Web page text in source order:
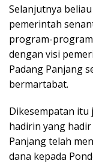
Selanjutnya
pemerintah
program-
dengan visi
Padang Panjang
bermartabat.
Dikesempatan itu
hadirin yang
Panjang telah
dana kepada